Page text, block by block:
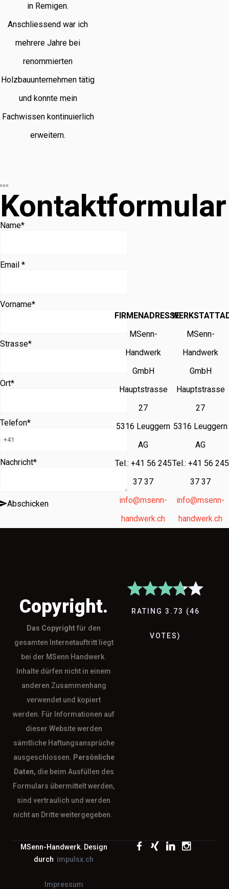
in Remigen.
Anschliessend war ich
mehrere Jahre bei
renommierten
Holzbauunternehmen tätig
und konnte mein
Fachwissen kontinuierlich
erweitern.
Kontaktformular
Name*
Email *
Vorname*
Strasse*
Ort*
Telefon*
Nachricht*
Abschicken
FIRMENADRESSE
MSenn-
Handwerk
GmbH
Hauptstrasse
27
5316 Leuggern
AG
Tel.: +41 56 245
37 37
info@msenn-
handwerk.ch
MSenn-
Handwerk
GmbH
Hauptstrasse
27
5316 Leuggern
AG
Tel.: +41 56 245
37 37
info@msenn-
handwerk.ch
Copyright.
Das Copyrightfür den
gesamten Internetauftritt liegt
bei der MSenn Handwerk.
Inhalte dürfen nicht in einem
anderen Zusammenhang
verwendet und kopiert
werden. Für Informationen auf
dieser Website werden
sämtliche Haftungsansprüche
ausgeschlossen. Persönliche
Daten, die beim Ausfüllen des
Formulars übermittelt werden,
sind vertraulich und werden
nicht an Dritte weitergegeben.
RATING 3.73 (46
VOTES)
MSenn-Handwerk. Design
durch impulsx.ch
Impressum